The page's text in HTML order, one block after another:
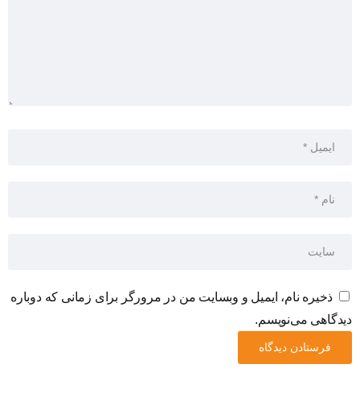
ذخیره نام، ایمیل و وبسایت من در مرورگر برای زمانی که دوباره
دیدگاهی می‌نویسم.